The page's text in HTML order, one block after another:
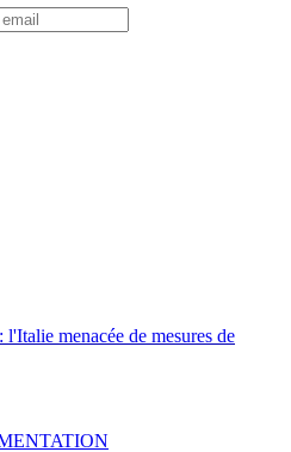
menacée de mesures de